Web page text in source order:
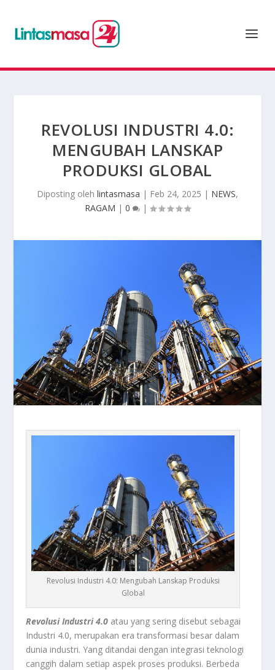
REVOLUSI INDUSTRI 4.0:
MENGUBAH LANSKAP
PRODUKSI GLOBAL
Diposting oleh lintasmasa | Feb 24, 2025 | NEWS,
RAGAM | 0 |
Revolusi Industri 4.0: Mengubah Lanskap Produksi
Global
Revolusi Industri 4.0 atau yang sering disebut sebagai
Industri 4.0, merupakan era transformasi besar dalam
dunia industri. Yang ditandai dengan integrasi teknologi
canggih dalam setiap aspek proses produksi. Berbeda